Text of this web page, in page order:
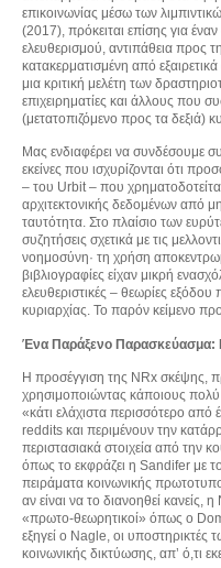
επικοινωνίας μέσω των
(2017), πρόκειται επίσης για
ελευθερισμού, αντιπάθεια προς
κατακερματισμένη από
μια κριτική μελέτη των
επιχειρηματίες και άλλους που
(μετατοπιζόμενο προς τα δεξιά)
Μας ενδιαφέρει να συνδέσουμε
εκείνες που ισχυρίζονται ότι
– του Urbit – που
αρχιτεκτονικής δεδομένων από
ταυτότητα. Στο πλαίσιο των
συζητήσεις σχετικά με τις
νοημοσύνη· τη χρήση
βιβλιογραφίες είχαν μικρή
ελευθεριστικές – θεωρίες
κυριαρχίας. Το παρόν κείμενο
Ένα Παράξενο Παρασκεύασμα:
Η προσέγγιση της NRx σκέψης,
χρησιμοποιώντας κάποιους
«κάτι ελάχιστα περισσότερο
reddits και περιμένουν την
περιστασιακά στοιχεία από την
όπως το εκφράζει η Sandifer με
πειράματα κοινωνικής
αν είναι να το διανοηθεί
«πρωτο-θεωρητικοί» όπως ο
εξηγεί ο Nagle, οι υποστηρικτές
κοινωνικής δικτύωσης, απ’ ό,τι